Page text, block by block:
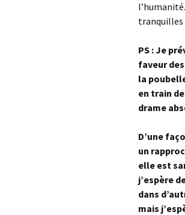
tranquilles
PS : Je
faveur
la
en train
drame
D’une
un
elle est
j’espère
dans
mais